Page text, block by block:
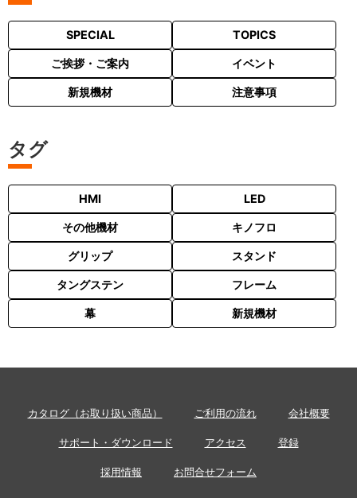
SPECIAL TOPICS
ご挨拶・ご案内 イベント
新規機材 注意事項
タグ
HMI LED
その他機材 キノフロ
グリップ スタンド
タングステン フレーム
幕 新規機材
カタログ（お取り扱い商品） ご利用の流れ 会社概要
サポート・ダウンロード アクセス 登録
採用情報 お問合せフォーム